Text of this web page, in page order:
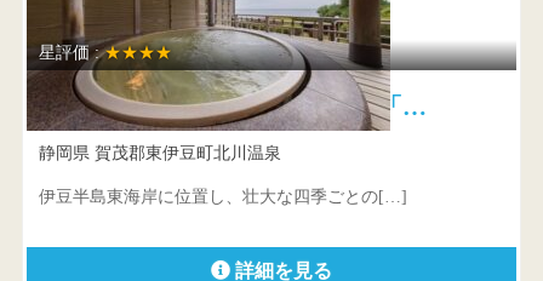
星評価 :★★★★
望水 海面に現れる月の道「…
静岡県 賀茂郡東伊豆町北川温泉
伊豆半島東海岸に位置し、壮大な四季ごとの[…]
詳細を見る